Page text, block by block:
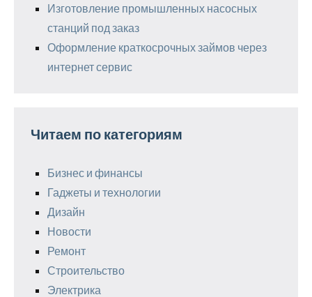
Изготовление промышленных насосных
станций под заказ
Оформление краткосрочных займов через
интернет сервис
Читаем по категориям
Бизнес и финансы
Гаджеты и технологии
Дизайн
Новости
Ремонт
Строительство
Электрика